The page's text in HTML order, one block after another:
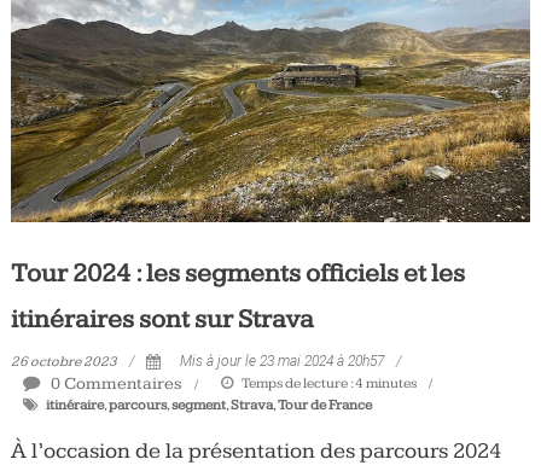
Tour 2024 : les segments officiels et les
itinéraires sont sur Strava
26 octobre 2023 Mis à jour le 23 mai 2024 à 20h57
0 Commentaires Temps de lecture :4 minutes
itinéraire,parcours,segment,Strava,Tour de France
À l’occasion de la présentation des parcours 2024